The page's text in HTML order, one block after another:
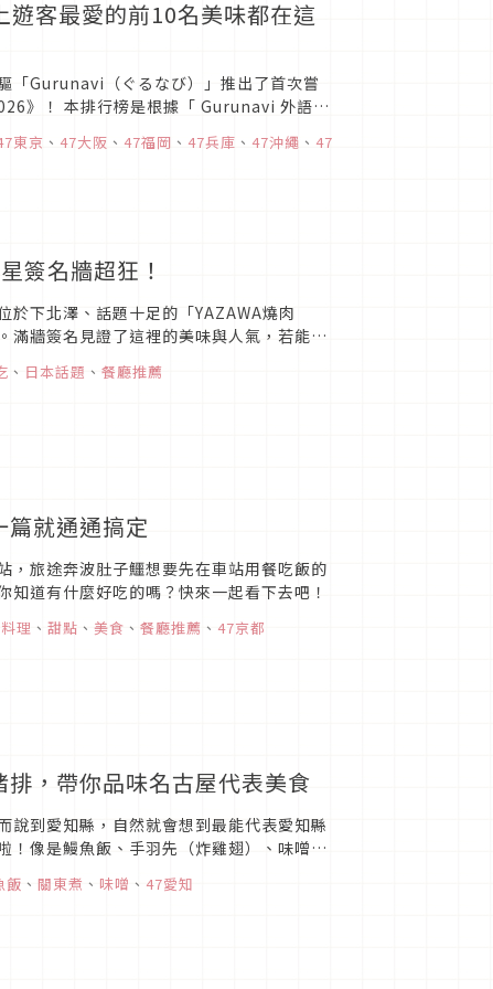
客最愛的前10名美味都在這
「Gurunavi（ぐるなび）」推出了首次嘗
！ 本排行榜是根據「 Gurunavi 外語
東京 、 47大阪 、 47福岡 、 47兵庫 、 47沖繩 、 47
簽名牆超狂！
下北澤、話題十足的「YAZAWA燒肉
滿牆簽名見證了這裡的美味與人氣，若能抽
，獨家直擊周杰倫...
、 日本話題 、 餐廳推薦
就通通搞定
，旅途奔波肚子鱷想要先在車站用餐吃飯的
道有什麼好吃的嗎？快來一起看下去吧！
理 、 甜點 、 美食 、 餐廳推薦 、 47京都
，帶你品味名古屋代表美食
說到愛知縣，自然就會想到最能代表愛知縣
！像是鰻魚飯、手羽先（炸雞翅）、味噌豬
是最佳選擇呢？這裡就要向...
飯 、 關東煮 、 味噌 、 47愛知